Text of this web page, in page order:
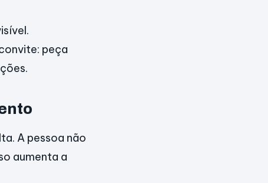
peça
A pessoa não
aumenta a